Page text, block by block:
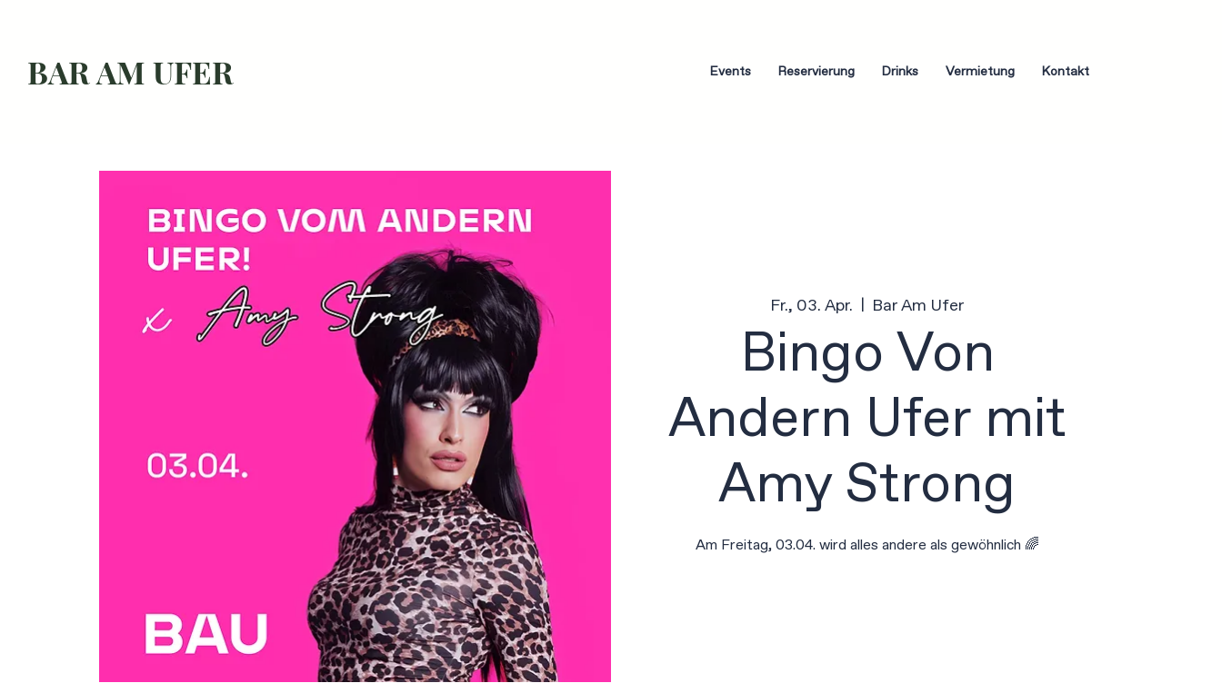
Events Reservierung Drinks Vermietung Kontakt
BAR AM UFER
Fr., 03. Apr.
  |
Bar Am Ufer
Bingo Von
Andern Ufer mit
Amy Strong
Am Freitag, 03.04. wird alles andere als gewöhnlich 🌈